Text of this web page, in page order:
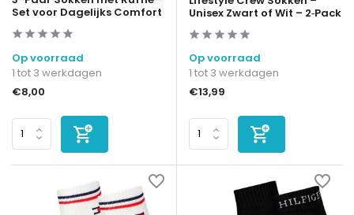
Set voor Dagelijks Comfort
Op voorraad
1 tot 3 werkdagen
€8,00
Unisex Zwart of Wit – 2‑Pack
Op voorraad
1 tot 3 werkdagen
€13,99